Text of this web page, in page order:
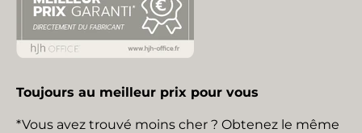
Toujours au meilleur prix pour vous
*Vous avez trouvé moins cher ? Obtenez le même